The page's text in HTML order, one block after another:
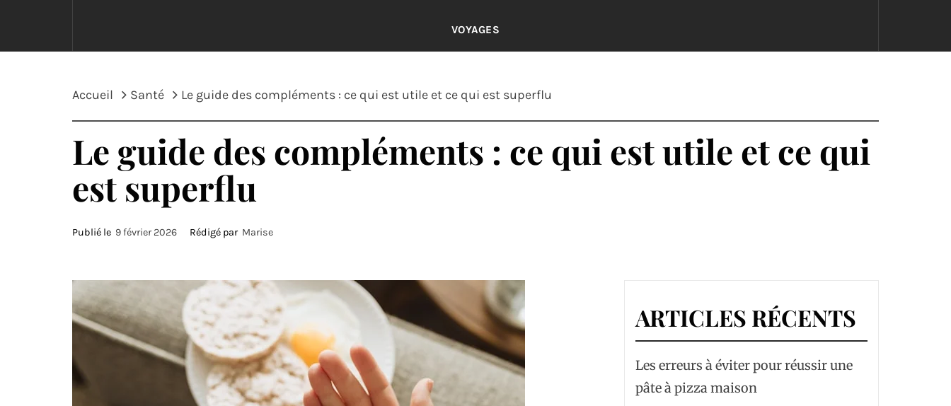
VOYAGES
Accueil Santé Le guide des compléments : ce qui est utile et ce qui est superflu
Le guide des compléments : ce qui est utile et ce qui
est superflu
Publié le 9 février 2026 Rédigé par Marise
ARTICLES RÉCENTS
Les erreurs à éviter pour réussir une
pâte à pizza maison